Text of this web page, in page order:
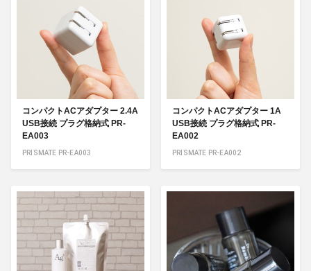
コンパクトACアダプター 2.4A
USB接続 プラグ格納式 PR-
EA003
PRISMATE PR-EA003
コンパクトACアダプター 1A
USB接続 プラグ格納式 PR-
EA002
PRISMATE PR-EA002